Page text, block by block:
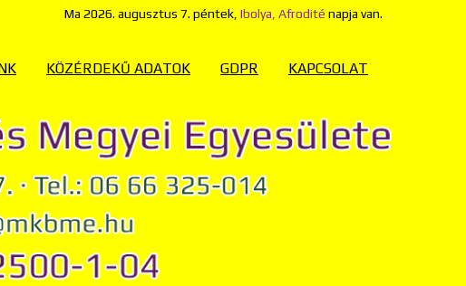
Ma 2026. augusztus 7. péntek, Ibolya, Afrodité napja van.
KÖZÉRDEKŰ ADATOK GDPR KAPCSOLAT